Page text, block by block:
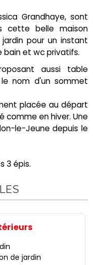
Grandhaye, sont
cette belle maison
pour un instant
bain et wc privatifs.
aussi table
nom d'un sommet
placée au départ
comme en hiver. Une
le-Jeune depuis le
3 épis.
de jardin